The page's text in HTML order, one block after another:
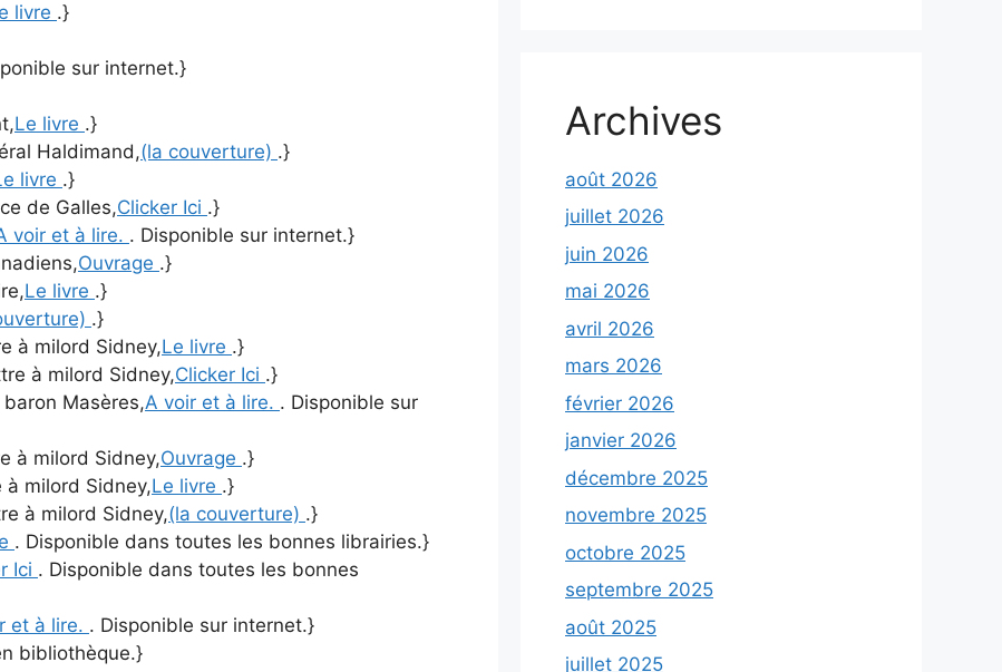
livre .}
sur internet.}
Le livre .}
Haldimand,(la couverture) .}
livre .}
de Galles,Clicker Ici .}
voir et à lire. . Disponible sur internet.}
Ouvrage .}
Le livre .}
.}
à milord Sidney,Le livre .}
à milord Sidney,Clicker Ici .}
baron Masères,A voir et à lire. . Disponible sur
à milord Sidney,Ouvrage .}
à milord Sidney,Le livre .}
à milord Sidney,(la couverture) .}
. Disponible dans toutes les bonnes librairies.}
Ici . Disponible dans toutes les bonnes
et à lire. . Disponible sur internet.}
bibliothèque.}
Archives
août 2026
juillet 2026
juin 2026
mai 2026
avril 2026
mars 2026
février 2026
janvier 2026
décembre 2025
novembre 2025
octobre 2025
septembre 2025
août 2025
juillet 2025